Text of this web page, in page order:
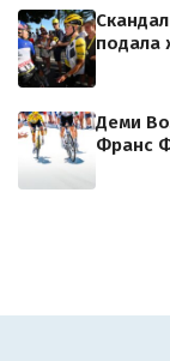
подала
Деми
Франс